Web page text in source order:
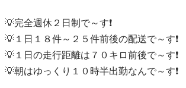
💡完全週休２日制で～す❗️
💡１日１８件～２５件前後の配送で～す❗️
💡１日の走行距離は７０キロ前後で～す❗️
💡朝はゆっくり１０時半出勤なんで～す❗️